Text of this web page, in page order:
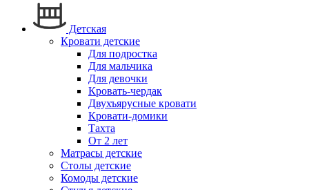
Детская
Кровати детские
Для подростка
Для мальчика
Для девочки
Кровать-чердак
Двухъярусные кровати
Кровати-домики
Тахта
От 2 лет
Матрасы детские
Столы детские
Комоды детские